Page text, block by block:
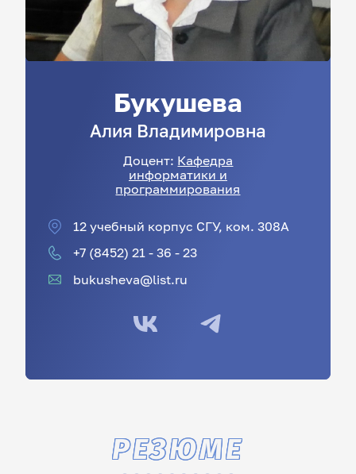
Букушева
Алия Владимировна
Доцент: Кафедра
информатики и
программирования
12 учебный корпус СГУ, ком. 308А
+7 (8452) 21 - 36 - 23
bukusheva@list.ru
РЕЗЮМЕ